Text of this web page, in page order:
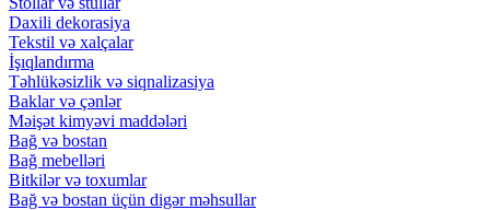
Daxili dekorasiya
Tekstil və xalçalar
İşıqlandırma
Təhlükəsizlik və siqnalizasiya
Baklar və çənlər
Məişət kimyəvi maddələri
Bağ və bostan
Bağ mebelləri
Bitkilər və toxumlar
Bağ və bostan üçün digər məhsullar